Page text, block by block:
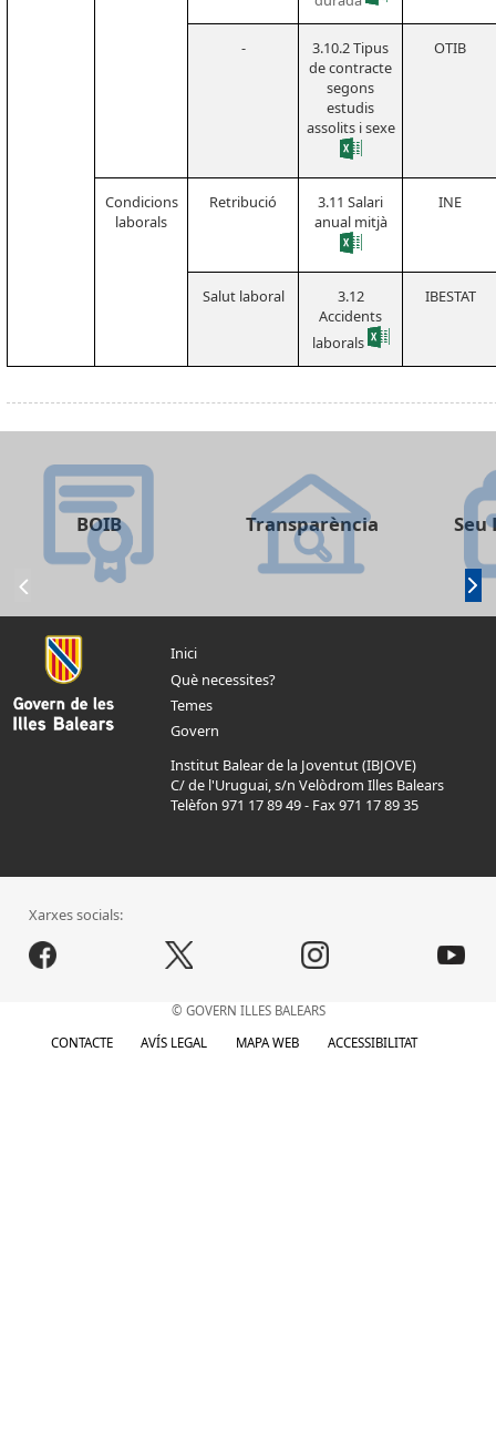
-
3.10.2 Tipus
de contracte
segons
estudis
assolits i sexe
OTIB
Condicions
laborals
Retribució
3.11 Salari
anual mitjà
INE
Salut laboral
3.12
Accidents
laborals
IBESTAT
BOIB Transparència Seu
Inici
Què necessites?
Temes
Govern
Institut Balear de la Joventut (IBJOVE)
C/ de l'Uruguai, s/n Velòdrom Illes Balears
Telèfon 971 17 89 49- Fax 971 17 89 35
Xarxes socials:
© GOVERN ILLES BALEARS
CONTACTE
AVÍS LEGAL MAPA WEB ACCESSIBILITAT